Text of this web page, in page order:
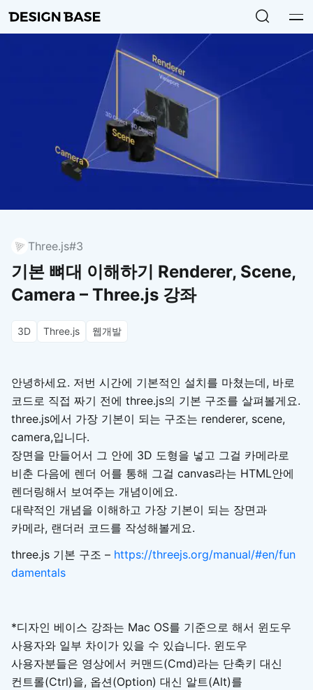
Three.js#3
기본 뼈대 이해하기 Renderer, Scene,
Camera – Three.js 강좌
3D Three.js 웹개발
안녕하세요. 저번 시간에 기본적인 설치를 마쳤는데, 바로
코드로 직접 짜기 전에 three.js의 기본 구조를 살펴볼게요.
three.js에서 가장 기본이 되는 구조는 renderer, scene,
camera,입니다.
장면을 만들어서 그 안에 3D 도형을 넣고 그걸 카메라로
비춘 다음에 렌더 어를 통해 그걸 canvas라는 HTML안에
렌더링해서 보여주는 개념이에요.
대략적인 개념을 이해하고 가장 기본이 되는 장면과
카메라, 랜더러 코드를 작성해볼게요.
three.js 기본 구조 – https://threejs.org/manual/#en/fun
damentals
*디자인 베이스 강좌는 Mac OS를 기준으로 해서 윈도우
사용자와 일부 차이가 있을 수 있습니다. 윈도우
사용자분들은 영상에서 커맨드(Cmd)라는 단축키 대신
컨트롤(Ctrl)을, 옵션(Option) 대신 알트(Alt)를